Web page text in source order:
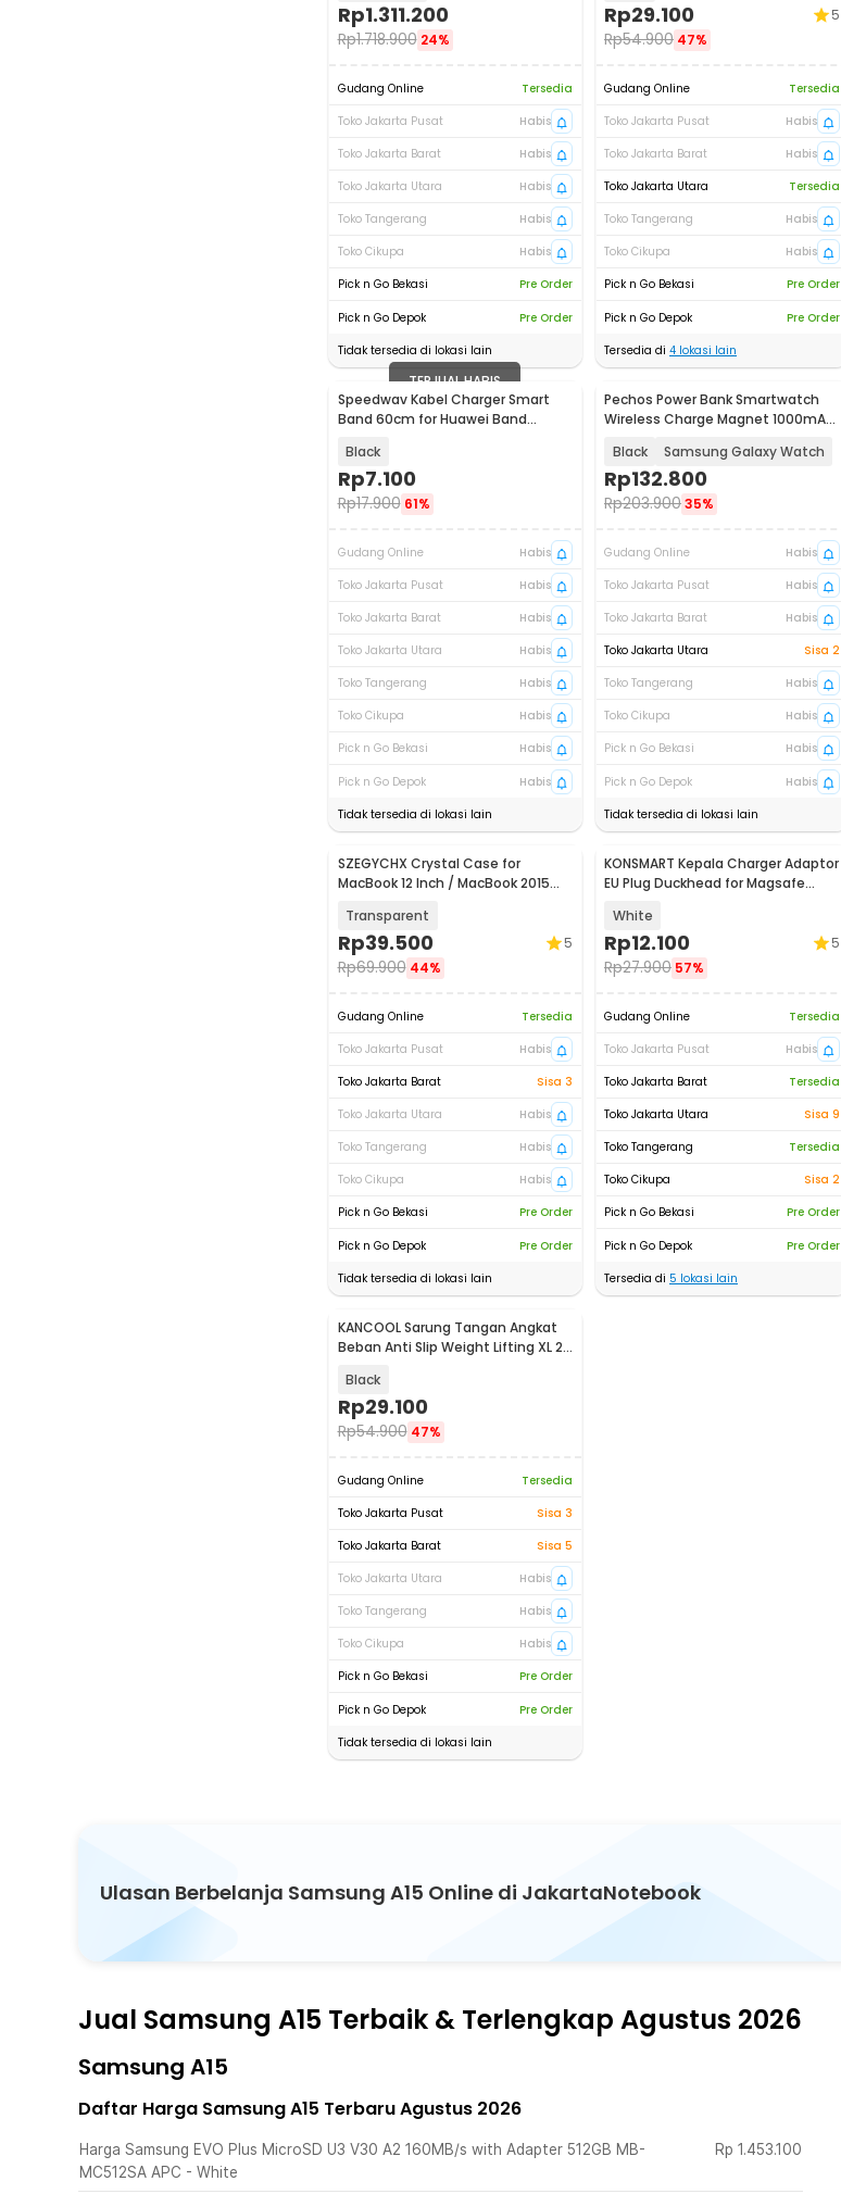
Rp1.311.200
Rp1.718.900 24%
Gudang Online
Tersedia
Toko Jakarta Pusat
Habis
Toko Jakarta Barat
Habis
Toko Jakarta Utara
Habis
Toko Tangerang
Habis
Toko Cikupa
Habis
Pick n Go Bekasi
Pre Order
Pick n Go Depok
Pre Order
Tidak tersedia di lokasi lain
Rp29.100
Rp54.900 47%
5
Gudang Online
Tersedia
Toko Jakarta Pusat
Habis
Toko Jakarta Barat
Habis
Toko Jakarta Utara
Tersedia
Toko Tangerang
Habis
Toko Cikupa
Habis
Pick n Go Bekasi
Pre Order
Pick n Go Depok
Pre Order
Tersedia di 4 lokasi lain
TERJUAL HABIS
Speedwav Kabel Charger Smart
Band 60cm for Huawei Band
Black
Rp7.100
Rp17.900 61%
Gudang Online
Habis
Toko Jakarta Pusat
Habis
Toko Jakarta Barat
Habis
Toko Jakarta Utara
Habis
Toko Tangerang
Habis
Toko Cikupa
Habis
Pick n Go Bekasi
Habis
Pick n Go Depok
Habis
Tidak tersedia di lokasi lain
Pechos Power Bank Smartwatch
Wireless Charge Magnet 1000mAh
Black Samsung Galaxy Watch
Rp132.800
Rp203.90035%
Gudang Online
Habis
Toko Jakarta Pusat
Habis
Toko Jakarta Barat
Habis
Toko Jakarta Utara
Sisa 2
Toko Tangerang
Habis
Toko Cikupa
Habis
Pick n Go Bekasi
Habis
Pick n Go Depok
Habis
Tidak tersedia di lokasi lain
SZEGYCHX Crystal Case for
MacBook 12 Inch / MacBook 2015
Transparent
Rp39.500
Rp69.900 44%
5
Gudang Online
Tersedia
Toko Jakarta Pusat
Habis
Toko Jakarta Barat
Sisa 3
Toko Jakarta Utara
Habis
Toko Tangerang
Habis
Toko Cikupa
Habis
Pick n Go Bekasi
Pre Order
Pick n Go Depok
Pre Order
Tidak tersedia di lokasi lain
KONSMART Kepala Charger Adaptor
EU Plug Duckhead for Magsafe
White
Rp12.100
Rp27.900 57%
5
Gudang Online
Tersedia
Toko Jakarta Pusat
Habis
Toko Jakarta Barat
Tersedia
Toko Jakarta Utara
Sisa 9
Toko Tangerang
Tersedia
Toko Cikupa
Sisa 2
Pick n Go Bekasi
Pre Order
Pick n Go Depok
Pre Order
Tersedia di 5 lokasi lain
KANCOOL Sarung Tangan Angkat
Beban Anti Slip Weight Lifting XL 2
Black
Rp29.100
Rp54.900 47%
Gudang Online
Tersedia
Toko Jakarta Pusat
Sisa 3
Toko Jakarta Barat
Sisa 5
Toko Jakarta Utara
Habis
Toko Tangerang
Habis
Toko Cikupa
Habis
Pick n Go Bekasi
Pre Order
Pick n Go Depok
Pre Order
Tidak tersedia di lokasi lain
Ulasan Berbelanja Samsung A15 Online di JakartaNotebook
Jual Samsung A15 Terbaik & Terlengkap Agustus 2026
Samsung A15
Daftar Harga Samsung A15 Terbaru Agustus 2026
Harga Samsung EVO Plus MicroSD U3 V30 A2 160MB/s with Adapter 512GB MB-
MC512SA APC - White
Rp 1.453.100